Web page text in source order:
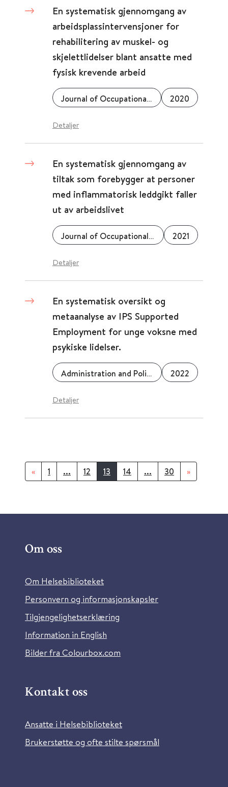
En systematisk gjennomgang av
arbeidsplassintervensjoner for
rehabilitering av muskel- og
skjelettlidelser blant ansatte med
fysisk krevende arbeid
Journal of Occupational Rehabilitation 2020
Detaljer
En systematisk gjennomgang av
tiltak som forebygger at personer
med inflammatorisk leddgikt faller
ut av arbeidslivet
Journal of Occupational Rehabilitation 2021
Detaljer
En systematisk oversikt og
metaanalyse av IPS Supported
Employment for unge voksne med
psykiske lidelser.
Administration and Policy in Mental Health and Mental Health Services Research 2022
Detaljer
« 1 ... 12 13 14 ... 30 »
Om oss
Om Helsebiblioteket
Personvern og informasjonskapsler
Tilgjengelighetserklæring
Information in English
Bilder fra Colourbox.com
Kontakt oss
Ansatte i Helsebiblioteket
Brukerstøtte og ofte stilte spørsmål